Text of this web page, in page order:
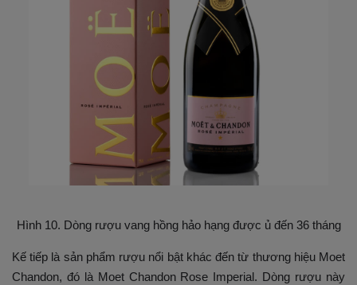
Hình 10. Dòng rượu vang hồng hảo hạng được ủ đến 36 tháng
Kế tiếp là sản phẩm rượu nổi bật khác đến từ thương hiệu Moet
Chandon, đó là Moet Chandon Rose Imperial. Dòng rượu này